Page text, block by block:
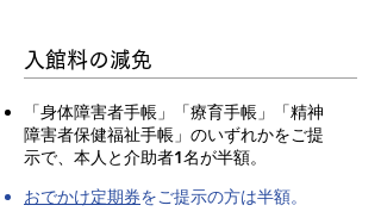
入館料の減免
​「身体障害者手帳」「療育手帳」「精神
障害者保健福祉手帳」のいずれかをご提
示で、本人と介助者1名が半額。
おでかけ定期券をご提示の方は半額。